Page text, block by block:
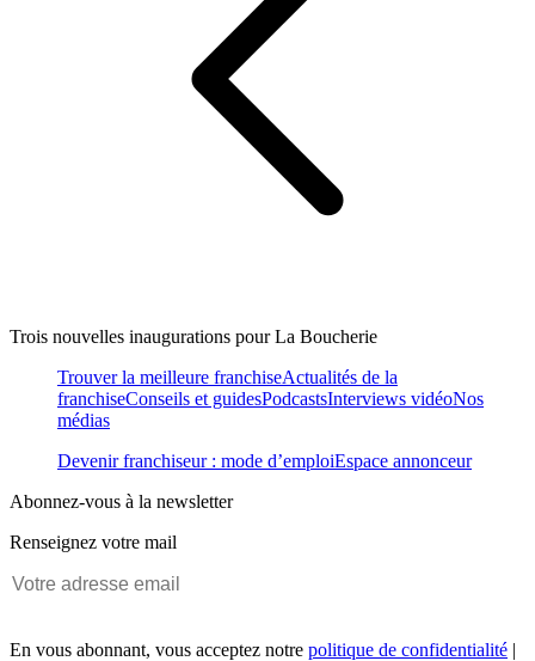
Trois nouvelles inaugurations pour La Boucherie
Trouver la meilleure franchiseActualités de la
franchiseConseils et guidesPodcastsInterviews vidéoNos
médias
Devenir franchiseur : mode d’emploiEspace annonceur
Abonnez-vous à la newsletter
Renseignez votre mail
En vous abonnant, vous acceptez notre politique de confidentialité |